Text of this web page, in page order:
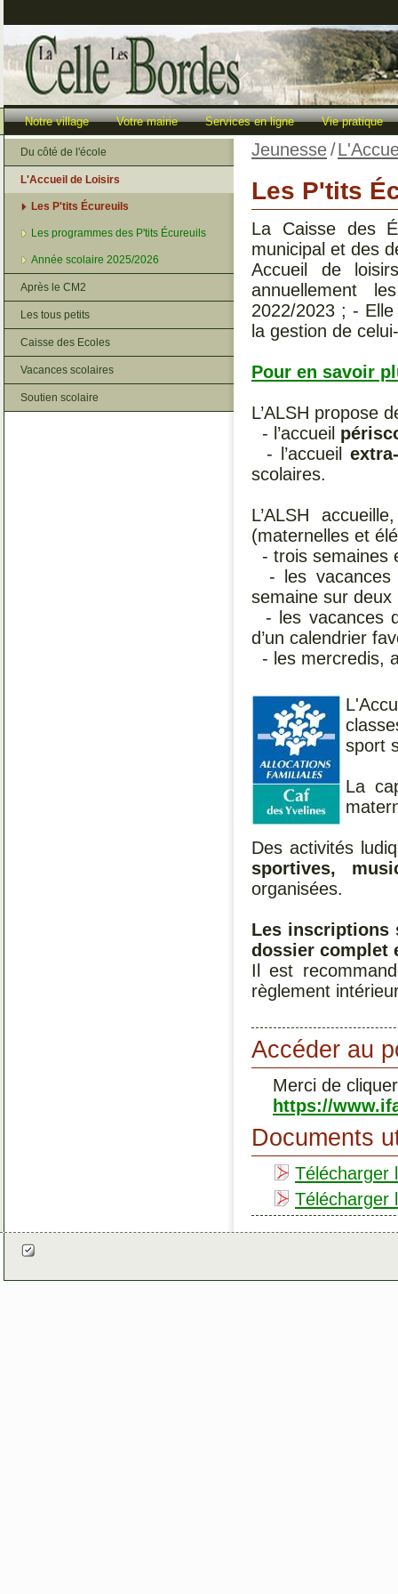
Notre village Votre mairie Services en ligne Vie pratique
Jeunesse/
Les P'tits
La Caisse des
municipal et des
Accueil de
annuellement
2022/2023 ; -
la gestion de
Pour en savoir
L’ALSH propose
- l’accueil
- l’accueil
scolaires.
L’ALSH
(maternelles et
- trois semaines
- les vacances
semaine sur deux
- les vacances
d’un calendrier
- les mercredis,
sport
La
Des activités
sportives,
organisées.
Les inscriptions
dossier complet
Il est
règlement
Accéder au
Merci de
https://
Documents
Télécharger
Télécharger
Du côté de l'école
L'Accueil de Loisirs
Les P'tits Écureuils
Les programmes des P'tits Écureuils
Année scolaire 2025/2026
Après le CM2
Les tous petits
Caisse des Ecoles
Vacances scolaires
Soutien scolaire